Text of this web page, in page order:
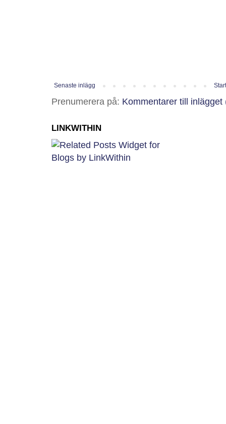
Senaste inlägg
Prenumerera på: Kommentarer till inlägget
LINKWITHIN